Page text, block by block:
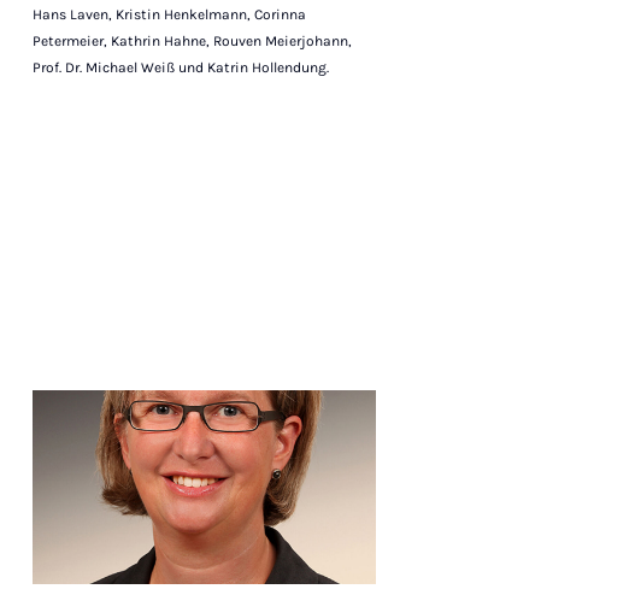
Hans Laven, Kristin Henkelmann, Corinna
Petermeier, Kathrin Hahne, Rouven Meierjohann,
Prof. Dr. Michael Weiß und Katrin Hollendung.